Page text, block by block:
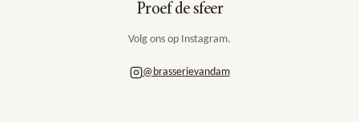
Proef de sfeer
Volg ons op Instagram.
@brasserievandam